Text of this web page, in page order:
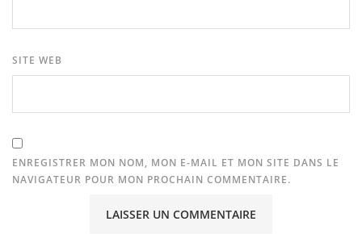
SITE WEB
ENREGISTRER MON NOM, MON E-MAIL ET MON SITE DANS LE
NAVIGATEUR POUR MON PROCHAIN COMMENTAIRE.